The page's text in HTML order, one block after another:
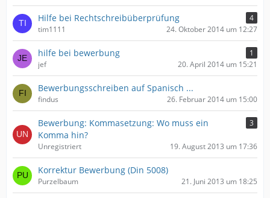
Hilfe bei Rechtschreibüberprüfung
4
tim1111
24. Oktober 2014 um 12:27
hilfe bei bewerbung
1
jef
20. April 2014 um 15:21
Bewerbungsschreiben auf Spanisch ...
findus 26. Februar 2014 um 15:00
Bewerbung: Kommasetzung: Wo muss ein
Komma hin?
3
Unregistriert 19. August 2013 um 17:36
Korrektur Bewerbung (Din 5008)
Purzelbaum 21. Juni 2013 um 18:25